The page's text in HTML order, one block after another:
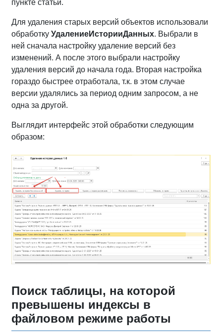
пункте статьи.
Для удаления старых версий объектов использовали
обработку УдалениеИсторииДанных. Выбрали в
ней сначала настройку удаление версий без
изменений. А после этого выбрали настройку
удаления версий до начала года. Вторая настройка
гораздо быстрее отработала, т.к. в этом случае
версии удалялись за период одним запросом, а не
одна за другой.
Выглядит интерфейс этой обработки следующим
образом:
Поиск таблицы, на которой
превышены индексы в
файловом режиме работы